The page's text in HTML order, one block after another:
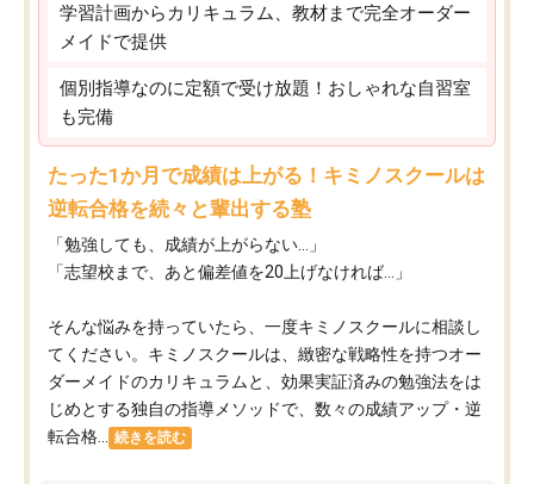
学習計画からカリキュラム、教材まで完全オーダー
メイドで提供
個別指導なのに定額で受け放題！おしゃれな自習室
も完備
たった1か月で成績は上がる！キミノスクールは
逆転合格を続々と輩出する塾
「勉強しても、成績が上がらない…」
「志望校まで、あと偏差値を20上げなければ…」
そんな悩みを持っていたら、一度キミノスクールに相談し
てください。キミノスクールは、緻密な戦略性を持つオー
ダーメイドのカリキュラムと、効果実証済みの勉強法をは
じめとする独自の指導メソッドで、数々の成績アップ・逆
転合格...
続きを読む